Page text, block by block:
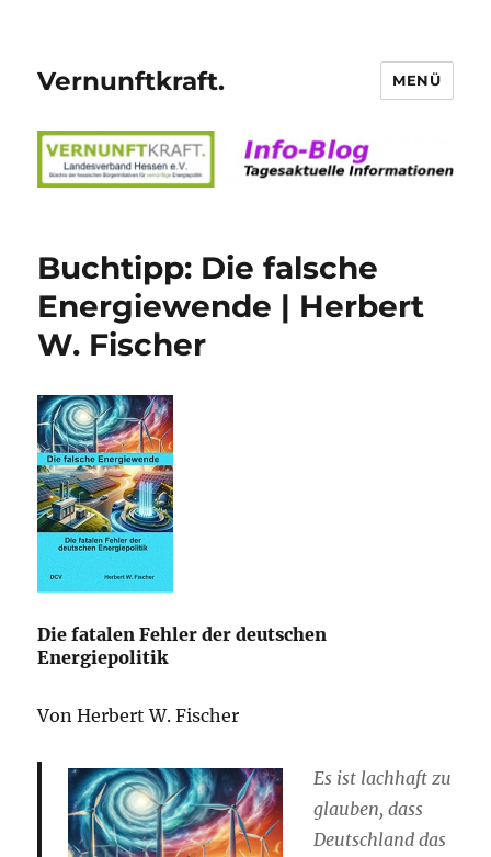
Vernunftkraft. MENÜ
Buchtipp: Die falsche
Energiewende | Herbert
W. Fischer
Die fatalen Fehler der deutschen
Energiepolitik
Von Herbert W. Fischer
Es ist lachhaft zu
glauben, dass
Deutschland das